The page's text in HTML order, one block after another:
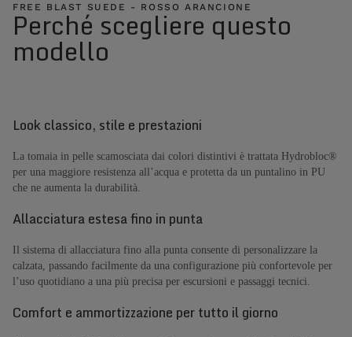
FREE BLAST SUEDE - ROSSO ARANCIONE
Perché scegliere questo
modello
Look classico, stile e prestazioni
La tomaia in pelle scamosciata dai colori distintivi è trattata Hydrobloc®
per una maggiore resistenza all’acqua e protetta da un puntalino in PU
che ne aumenta la durabilità.
Allacciatura estesa fino in punta
Il sistema di allacciatura fino alla punta consente di personalizzare la
calzata, passando facilmente da una configurazione più confortevole per
l’uso quotidiano a una più precisa per escursioni e passaggi tecnici.
Comfort e ammortizzazione per tutto il giorno